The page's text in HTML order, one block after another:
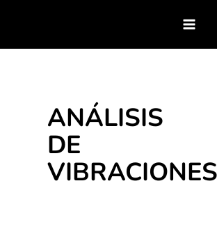
empresas
Vibraciones
ANÁLISIS
DE